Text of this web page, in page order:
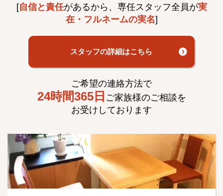
[自信と責任があるから、専任スタッフ全員が実
在・フルネームの実名]
スタッフの詳細はこちら
ご希望の連絡方法で
24時間365日 ご家族様のご相談を
お受けしております